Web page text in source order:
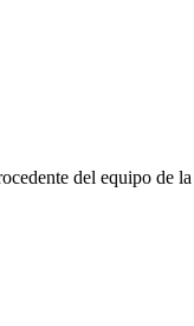
del equipo de